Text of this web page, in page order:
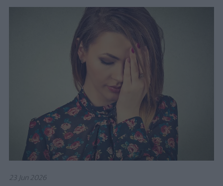
23 Jun 2026